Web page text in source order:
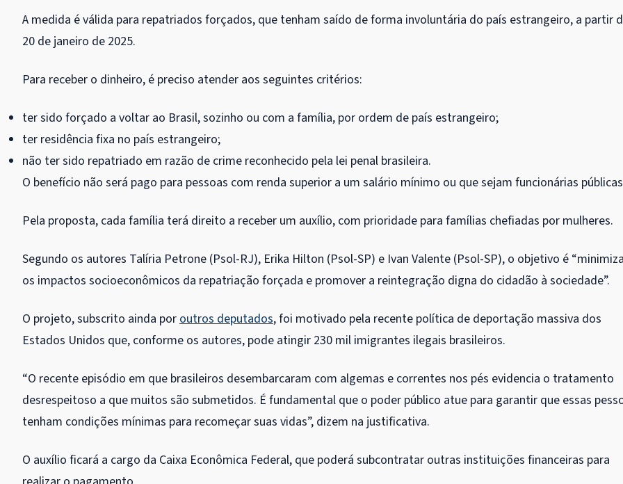
A medida é válida para repatriados forçados, que tenham saído de forma involuntária do país estrangeiro, a partir
20 de janeiro de 2025.
Para receber o dinheiro, é preciso atender aos seguintes critérios:
ter sido forçado a voltar ao Brasil, sozinho ou com a família, por ordem de país estrangeiro;
ter residência fixa no país estrangeiro;
não ter sido repatriado em razão de crime reconhecido pela lei penal brasileira.
O benefício não será pago para pessoas com renda superior a um salário mínimo ou que sejam funcionárias
Pela proposta, cada família terá direito a receber um auxílio, com prioridade para famílias chefiadas por mulheres.
Segundo os autores Talíria Petrone (Psol-RJ), Erika Hilton (Psol-SP) e Ivan Valente (Psol-SP), o objetivo é
os impactos socioeconômicos da repatriação forçada e promover a reintegração digna do cidadão à sociedade”.
O projeto, subscrito ainda por outros deputados, foi motivado pela recente política de deportação massiva dos
Estados Unidos que, conforme os autores, pode atingir 230 mil imigrantes ilegais brasileiros.
“O recente episódio em que brasileiros desembarcaram com algemas e correntes nos pés evidencia o tratamento
desrespeitoso a que muitos são submetidos. É fundamental que o poder público atue para garantir que essas
tenham condições mínimas para recomeçar suas vidas”, dizem na justificativa.
O auxílio ficará a cargo da Caixa Econômica Federal, que poderá subcontratar outras instituições financeiras para